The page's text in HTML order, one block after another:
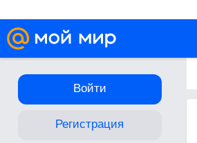
Войти
Регистрация